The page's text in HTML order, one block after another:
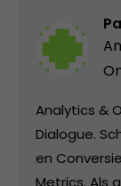
Analytics &
Dialogue.
en